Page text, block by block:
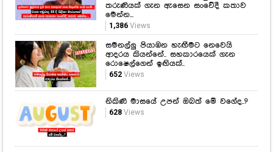
තරුණියක් ගැන ඇසෙන සංවේදී කතාව
මෙන්න...
1,386Views
සමනල්ලු පියාඹන හැඟීමට නෙවෙයි
ආදරය කියන්නේ.. සහකාරයෙක් ගැන
රොෂෙල්ගෙන් ඉඟියක්..
652Views
නිකිණි මාසයේ උපන් ඔබත් මේ වගේද..?
628Views